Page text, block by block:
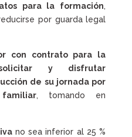
para la formación,
por guarda legal
con contrato para la
y disfrutar
de su jornada por
, tomando en
no sea inferior al 25 %